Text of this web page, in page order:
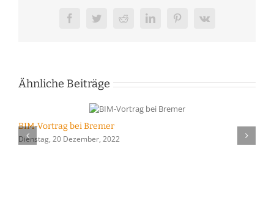
FacebookTwitterRedditLinkedInPinterest
Vk
Ähnliche Beiträge
BIM-Vortrag bei Bremer
Dienstag, 20 Dezember, 2022